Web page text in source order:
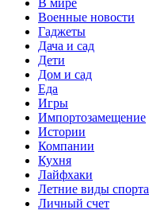
Военные новости
Гаджеты
Дача и сад
Дети
Дом и сад
Еда
Игры
Импортозамещение
Истории
Компании
Кухня
Лайфхаки
Летние виды спорта
Личный счет